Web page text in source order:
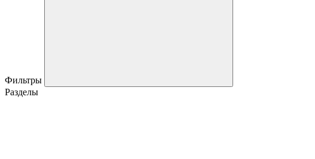
Фильтры
Разделы